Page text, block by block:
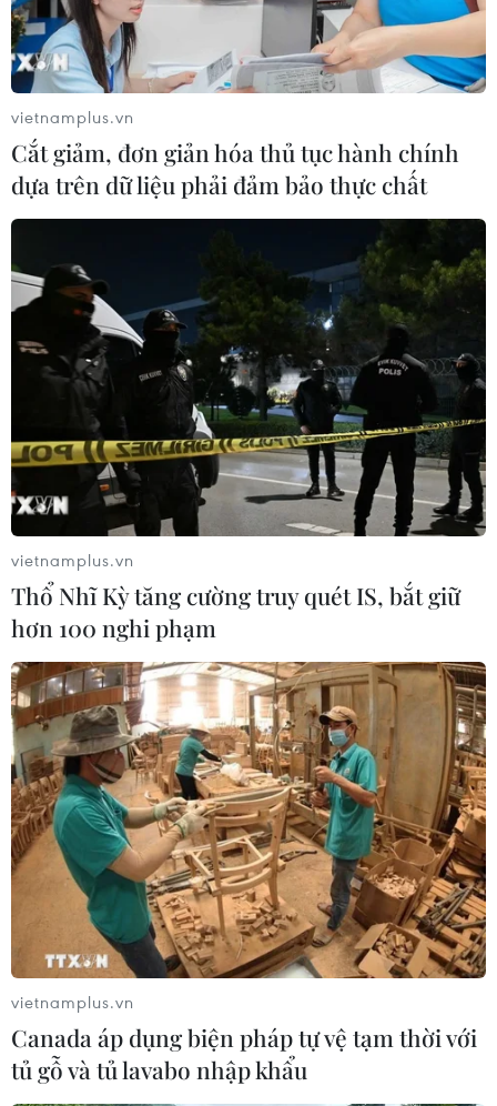
Việt Nam ưu tiên phát triển quan hệ hợp
tác toàn diện với Italy
22/01/2019 14:54
Đại sứ đặc mệnh toàn quyền Việt Nam tại Cộng hòa
Italy Nguyễn Thị Bích Huệ đã trình Thư ủy nhiệm của
Tổng Bí thư, Chủ tịch nước Nguyễn Phú Trọng lên Tổng
thống Italy Sergio Mattarella.
EVFTA giúp thúc đẩy quan hệ thương mại
song phương Việt Nam-Italy
24/03/2019 02:57
EVFTA sẽ tạo động lực mạnh mẽ, thúc đẩy đầu tư và tạo
nhiều cơ hội cho các doanh nghiệp Italy, thúc đẩy quan
hệ kinh tế, thương mại song phương giữa hai nước.
vietnamplus.vn
Cắt giảm, đơn giản hóa thủ tục hành chính
dựa trên dữ liệu phải đảm bảo thực chất
vietnamplus.vn
Thổ Nhĩ Kỳ tăng cường truy quét IS, bắt giữ
hơn 100 nghi phạm
vietnamplus.vn
Canada áp dụng biện pháp tự vệ tạm thời với
tủ gỗ và tủ lavabo nhập khẩu